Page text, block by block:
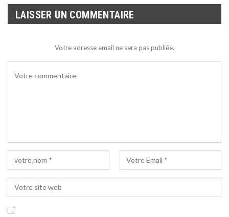
LAISSER UN COMMENTAIRE
Votre adresse email ne sera pas publiée.